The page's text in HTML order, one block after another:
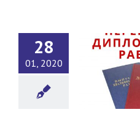
28
01, 2020
ПЕРЕПЛЕТ
РАБОТ